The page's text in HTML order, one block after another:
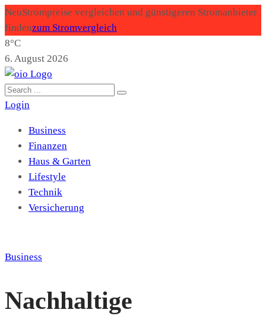
NeuStrompreise vergleichen und günstigeren Stromanbieter
findenzum Stromvergleich
8°C
6. August 2026
Login
Business
Finanzen
Haus & Garten
Lifestyle
Technik
Versicherung
Business
Nachhaltige